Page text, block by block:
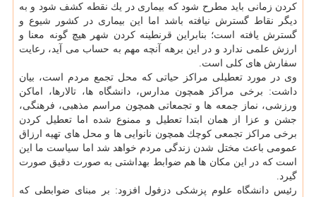
كردن زمانی باید مطرح شود كه بیماری در یك نقطه كشف شود و به
دیگر نقاط گسترش نیافته باشد اما این بیماری در كشور شیوع و
گسترش یافته است؛ بنابراین قرنطینه كردن شهر هیچ گونه معنا و
ارزش علمی ندارد و در این برهه آنچه مهم به حساب می آید، رعایت
سفارش های كلی است.
وی در مورد تعطیلی مراكز حیاتی كه محل تجمع مردم است، بیان
داشت: برخی مراكز همچون مدارس، دانشگاه ها، تالارها، اماكن
ورزشی، نماز جمعه ها و تجمعاتی همچون مراسم مذهبی، فرهنگی،
جشن و عزا از همان ابتدا تعطیل و ممنوع شده اما تعطیل كردن
برخی مراكز تجمعی كوچك همچون نانوایی ها و محل های تهیه ارزاق
عمومی باعث مختل شدن زندگی مردم خواهد شد اما سیاست ما این
است كه در این مكان ها هم ضوابط بهداشتی به صورت دقیق صورت
گیرد.
رئیس دانشگاه علوم پزشكی دزفول افزود: بر مبنای ضوابطی كه